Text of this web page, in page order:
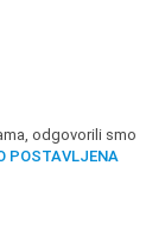
odgovorili smo
POSTAVLJENA